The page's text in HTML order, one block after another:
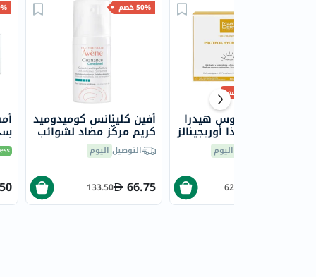
50% خصم
أفين كلينانس كوميدوميد
كريم مركّز مضاد لشوائب
البشرة المعرضة لحب
الشباب 30 مل
التوصيل اليوم
66.75
133.50
أقل سعر
أمبولات بروتيوس هيدرا
بلس إس بي ذا أوريجينالز
مارتي ديرم ، 2 مل - 30 اليوم
622.96